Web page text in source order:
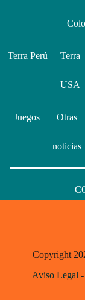
Terra Perú Terra
USA
Juegos Otras
noticias
Copyright
Aviso Legal -